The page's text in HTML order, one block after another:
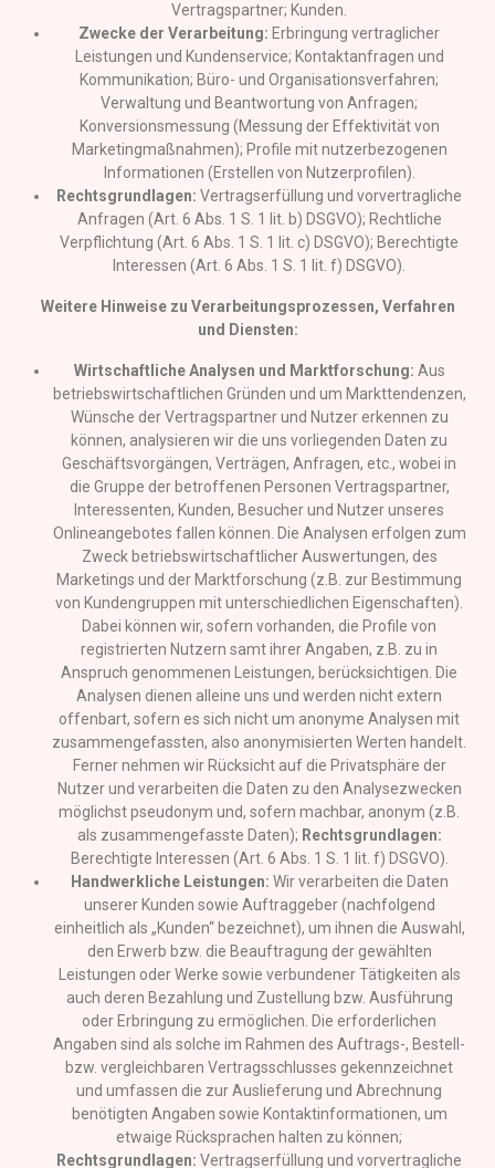
Vertragspartner; Kunden.
Zwecke der Verarbeitung: Erbringung vertraglicher
Leistungen und Kundenservice; Kontaktanfragen und
Kommunikation; Büro- und Organisationsverfahren;
Verwaltung und Beantwortung von Anfragen;
Konversionsmessung (Messung der Effektivität von
Marketingmaßnahmen); Profile mit nutzerbezogenen
Informationen (Erstellen von Nutzerprofilen).
Rechtsgrundlagen: Vertragserfüllung und vorvertragliche
Anfragen (Art. 6 Abs. 1 S. 1 lit. b) DSGVO); Rechtliche
Verpflichtung (Art. 6 Abs. 1 S. 1 lit. c) DSGVO); Berechtigte
Interessen (Art. 6 Abs. 1 S. 1 lit. f) DSGVO).
Weitere Hinweise zu Verarbeitungsprozessen, Verfahren
und Diensten:
Wirtschaftliche Analysen und Marktforschung: Aus
betriebswirtschaftlichen Gründen und um Markttendenzen,
Wünsche der Vertragspartner und Nutzer erkennen zu
können, analysieren wir die uns vorliegenden Daten zu
Geschäftsvorgängen, Verträgen, Anfragen, etc., wobei in
die Gruppe der betroffenen Personen Vertragspartner,
Interessenten, Kunden, Besucher und Nutzer unseres
Onlineangebotes fallen können. Die Analysen erfolgen zum
Zweck betriebswirtschaftlicher Auswertungen, des
Marketings und der Marktforschung (z.B. zur Bestimmung
von Kundengruppen mit unterschiedlichen Eigenschaften).
Dabei können wir, sofern vorhanden, die Profile von
registrierten Nutzern samt ihrer Angaben, z.B. zu in
Anspruch genommenen Leistungen, berücksichtigen. Die
Analysen dienen alleine uns und werden nicht extern
offenbart, sofern es sich nicht um anonyme Analysen mit
zusammengefassten, also anonymisierten Werten handelt.
Ferner nehmen wir Rücksicht auf die Privatsphäre der
Nutzer und verarbeiten die Daten zu den Analysezwecken
möglichst pseudonym und, sofern machbar, anonym (z.B.
als zusammengefasste Daten); Rechtsgrundlagen:
Berechtigte Interessen (Art. 6 Abs. 1 S. 1 lit. f) DSGVO).
Handwerkliche Leistungen: Wir verarbeiten die Daten
unserer Kunden sowie Auftraggeber (nachfolgend
einheitlich als „Kunden“ bezeichnet), um ihnen die Auswahl,
den Erwerb bzw. die Beauftragung der gewählten
Leistungen oder Werke sowie verbundener Tätigkeiten als
auch deren Bezahlung und Zustellung bzw. Ausführung
oder Erbringung zu ermöglichen. Die erforderlichen
Angaben sind als solche im Rahmen des Auftrags-, Bestell-
bzw. vergleichbaren Vertragsschlusses gekennzeichnet
und umfassen die zur Auslieferung und Abrechnung
benötigten Angaben sowie Kontaktinformationen, um
etwaige Rücksprachen halten zu können;
Rechtsgrundlagen: Vertragserfüllung und vorvertragliche